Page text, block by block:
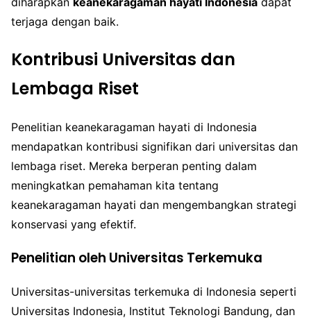
terjaga dengan baik.
Kontribusi Universitas dan
Lembaga Riset
Penelitian keanekaragaman hayati di Indonesia
mendapatkan kontribusi signifikan dari universitas dan
lembaga riset. Mereka berperan penting dalam
meningkatkan pemahaman kita tentang
keanekaragaman hayati dan mengembangkan strategi
konservasi yang efektif.
Penelitian oleh Universitas Terkemuka
Universitas-universitas terkemuka di Indonesia seperti
Universitas Indonesia, Institut Teknologi Bandung, dan